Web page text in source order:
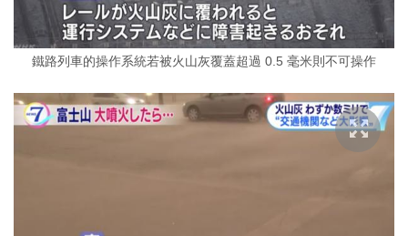
鐵路列車的操作系統若被火山灰覆蓋超過 0.5 毫米則不可操作